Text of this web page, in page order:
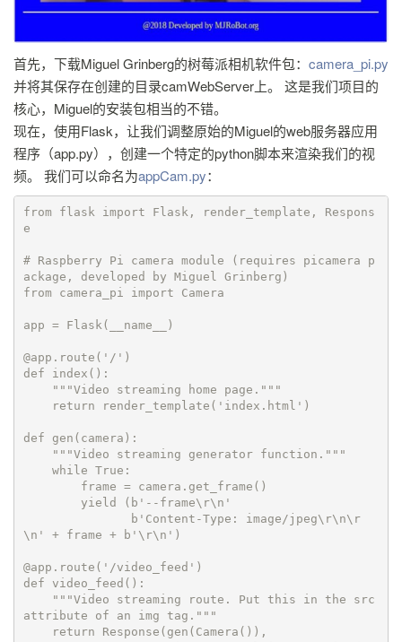
首先，下载Miguel Grinberg的树莓派相机软件包： camera_pi.py
并将其保存在创建的目录camWebServer上。 这是我们项目的
核心，Miguel的安装包相当的不错。
现在，使用Flask，让我们调整原始的Miguel的web服务器应用
程序（app.py），创建一个特定的python脚本来渲染我们的视
频。 我们可以命名为appCam.py：
from flask import Flask, render_template, Respons
e
# Raspberry Pi camera module (requires picamera p
ackage, developed by Miguel Grinberg)
from camera_pi import Camera
app = Flask(__name__)
@app.route('/')
def index():
def gen(camera):
\n' + frame + b'\r\n')
@app.route('/video_feed')
def video_feed():
attribute of an img tag."""